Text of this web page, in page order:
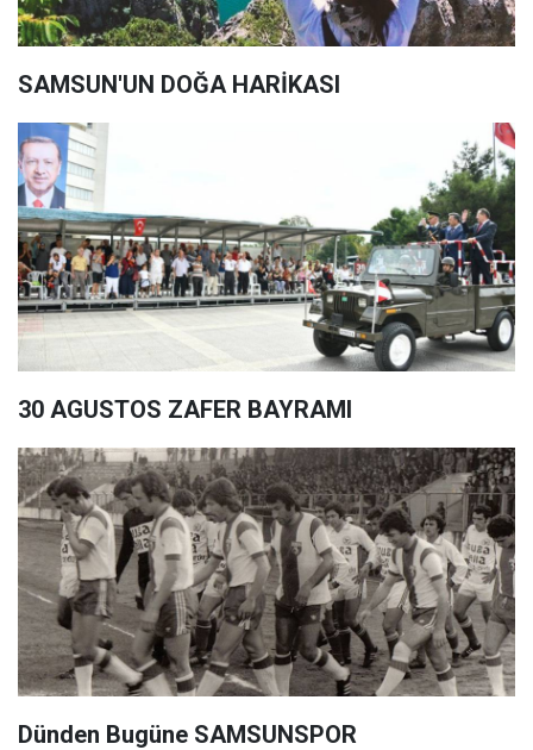
SAMSUN'UN DOĞA HARİKASI
30 AGUSTOS ZAFER BAYRAMI
Dünden Bugüne SAMSUNSPOR